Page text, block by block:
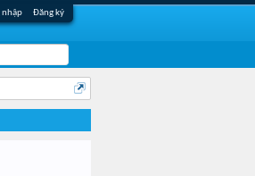
nhập Đăng ký